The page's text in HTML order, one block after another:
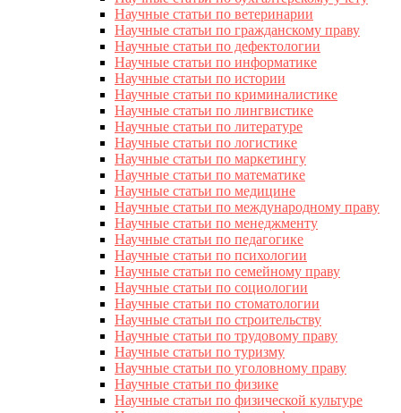
Научные статьи по ветеринарии
Научные статьи по гражданскому праву
Научные статьи по дефектологии
Научные статьи по информатике
Научные статьи по истории
Научные статьи по криминалистике
Научные статьи по лингвистике
Научные статьи по литературе
Научные статьи по логистике
Научные статьи по маркетингу
Научные статьи по математике
Научные статьи по медицине
Научные статьи по международному праву
Научные статьи по менеджменту
Научные статьи по педагогике
Научные статьи по психологии
Научные статьи по семейному праву
Научные статьи по социологии
Научные статьи по стоматологии
Научные статьи по строительству
Научные статьи по трудовому праву
Научные статьи по туризму
Научные статьи по уголовному праву
Научные статьи по физике
Научные статьи по физической культуре